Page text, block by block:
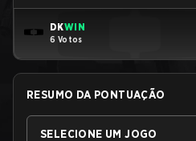
DKWIN
6 Votos
RESUMO DA PONTUAÇÃO
SELECIONE UM JOGO